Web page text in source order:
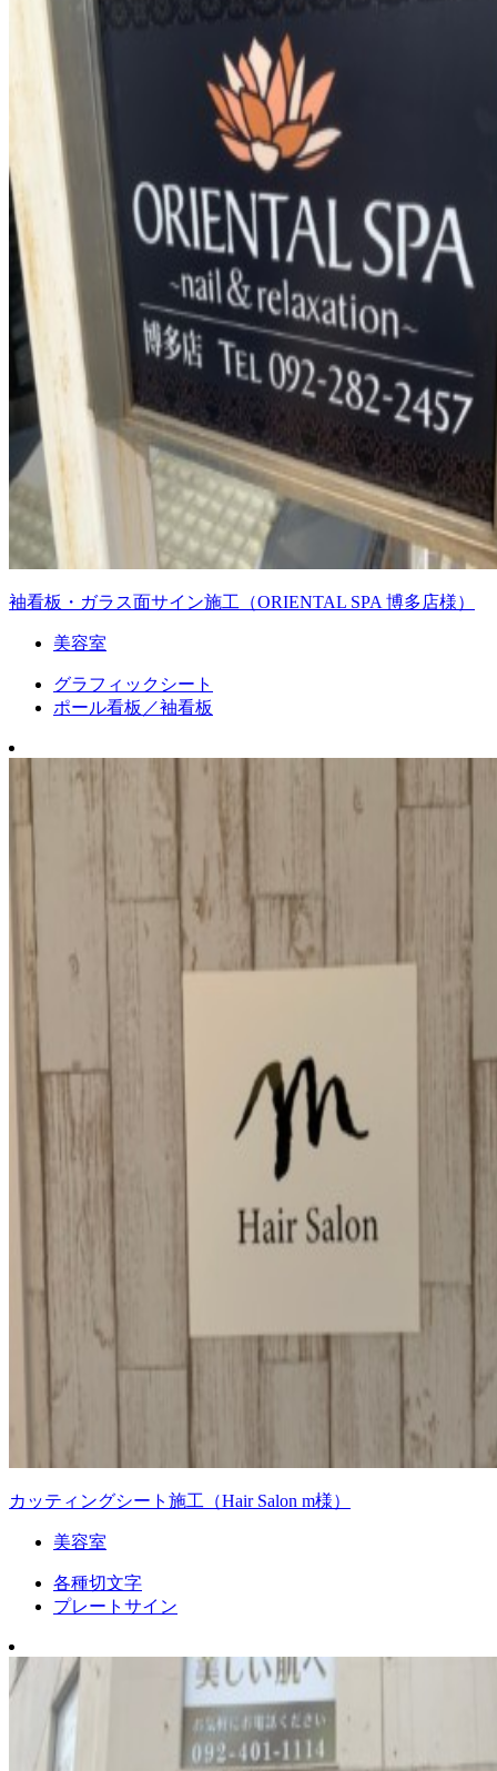
袖看板・ガラス面サイン施工（ORIENTAL SPA 博多店様）
美容室
グラフィックシート
ポール看板／袖看板
カッティングシート施工（Hair Salon m様）
美容室
各種切文字
プレートサイン